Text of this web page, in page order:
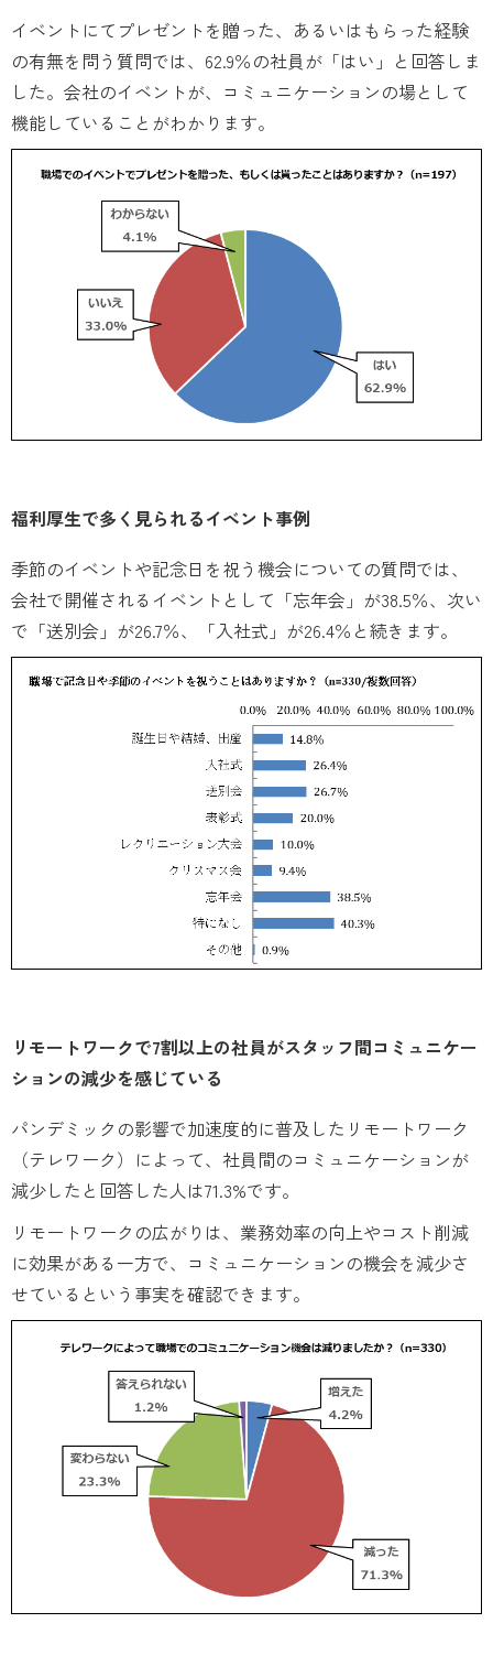
イベントにてプレゼントを贈った、あるいはもらった経験
の有無を問う質問では、62.9％の社員が「はい」と回答しま
した。会社のイベントが、コミュニケーションの場として
機能していることがわかります。
福利厚生で多く見られるイベント事例
季節のイベントや記念日を祝う機会についての質問では、
会社で開催されるイベントとして「忘年会」が38.5％、次い
で「送別会」が26.7％、「入社式」が26.4％と続きます。
リモートワークで7割以上の社員がスタッフ間コミュニケー
ションの減少を感じている
パンデミックの影響で加速度的に普及したリモートワーク
（テレワーク）によって、社員間のコミュニケーションが
減少したと回答した人は71.3%です。
リモートワークの広がりは、業務効率の向上やコスト削減
に効果がある一方で、コミュニケーションの機会を減少さ
せているという事実を確認できます。